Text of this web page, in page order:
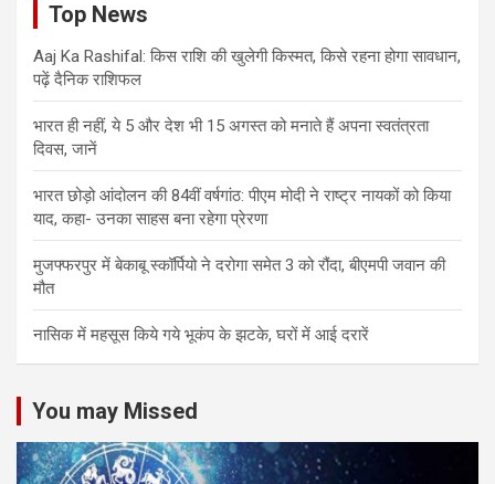
Top News
Aaj Ka Rashifal: किस राशि की खुलेगी किस्मत, किसे रहना होगा सावधान,
पढ़ें दैनिक राशिफल
भारत ही नहीं, ये 5 और देश भी 15 अगस्त को मनाते हैं अपना स्वतंत्रता
दिवस, जानें
भारत छोड़ो आंदोलन की 84वीं वर्षगांठ: पीएम मोदी ने राष्ट्र नायकों को किया
याद, कहा- उनका साहस बना रहेगा प्रेरणा
मुजफ्फरपुर में बेकाबू स्कॉर्पियो ने दरोगा समेत 3 को रौंदा, बीएमपी जवान की
मौत
नासिक में महसूस किये गये भूकंप के झटके, घरों में आई दरारें
You may Missed